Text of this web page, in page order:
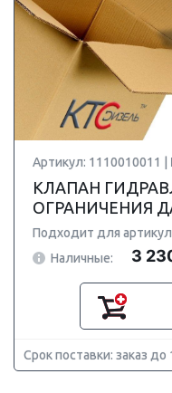
Артикул: 1110010011 |
КЛАПАН
ОГРАНИЧЕНИЯ
Подходит для
Наличные:
3
Срок поставки: заказ